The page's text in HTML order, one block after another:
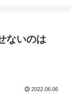
ないのは
2022.06.06